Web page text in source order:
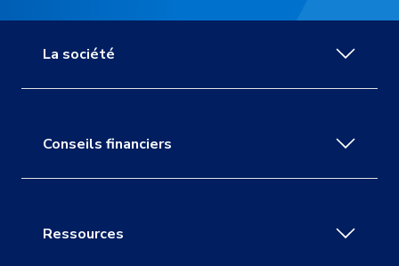
La société
Conseils financiers
Ressources